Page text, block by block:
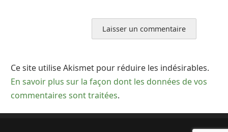
Ce site utilise Akismet pour réduire les indésirables.
En savoir plus sur la façon dont les données de vos
commentaires sont traitées.